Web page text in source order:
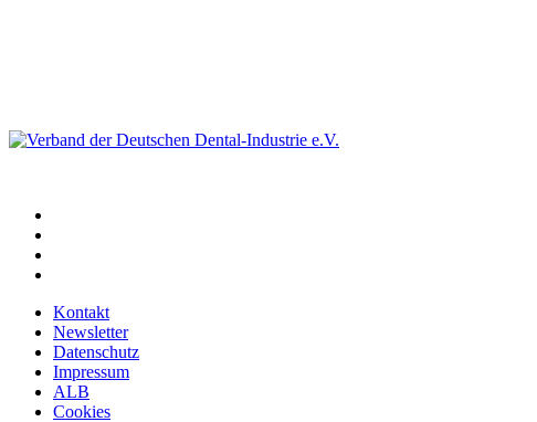
Kontakt
Newsletter
Datenschutz
Impressum
ALB
Cookies